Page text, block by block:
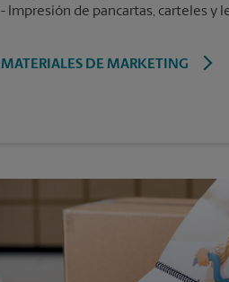
Impresión de pancartas, carteles y
MATERIALES DE MARKETING